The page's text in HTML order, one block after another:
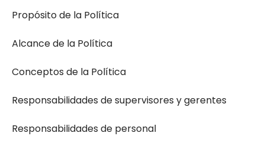
Propósito de la Política
Alcance de la Política
Conceptos de la Política
Responsabilidades de supervisores y gerentes
Responsabilidades de personal